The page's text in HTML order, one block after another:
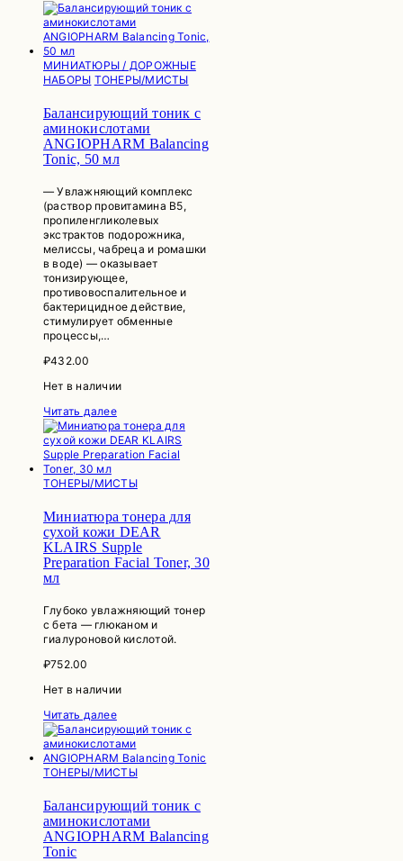
МИНИАТЮРЫ / ДОРОЖНЫЕ
НАБОРЫ ТОНЕРЫ/МИСТЫ
Балансирующий тоник с
аминокислотами
ANGIOPHARM Balancing
Tonic, 50 мл
— Увлажняющий комплекс
(раствор провитамина В5,
пропиленгликолевых
экстрактов подорожника,
мелиссы, чабреца и ромашки
в воде) — оказывает
тонизирующее,
противовоспалительное и
бактерицидное действие,
стимулирует обменные
процессы,…
₽432.00
Нет в наличии
Читать далее
ТОНЕРЫ/МИСТЫ
Миниатюра тонера для
сухой кожи DEAR
KLAIRS Supple
Preparation Facial Toner, 30
мл
Глубоко увлажняющий тонер
с бета — глюканом и
гиалуроновой кислотой.
₽752.00
Нет в наличии
Читать далее
ТОНЕРЫ/МИСТЫ
Балансирующий тоник с
аминокислотами
ANGIOPHARM Balancing
Tonic